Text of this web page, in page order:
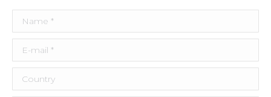
Name *
E-mail *
Country